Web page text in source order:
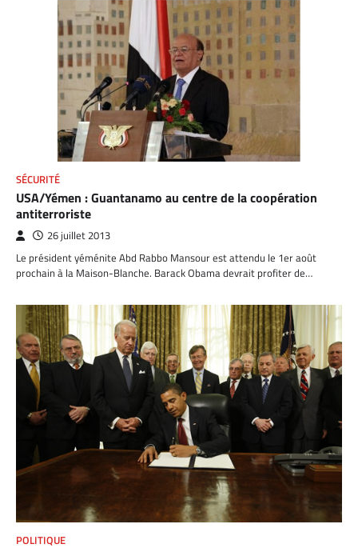
SÉCURITÉ
USA/Yémen : Guantanamo au centre de la coopération
antiterroriste
26 juillet 2013
Le président yéménite Abd Rabbo Mansour est attendu le 1er août
prochain à la Maison-Blanche. Barack Obama devrait profiter de…
POLITIQUE